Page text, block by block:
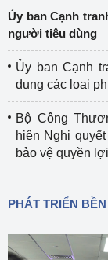
Ủy ban Cạnh
người tiêu dùng
Ủy ban Cạnh
dụng các loại
Bộ Công
hiện Nghị
bảo vệ quyền
PHÁT TRIỂN